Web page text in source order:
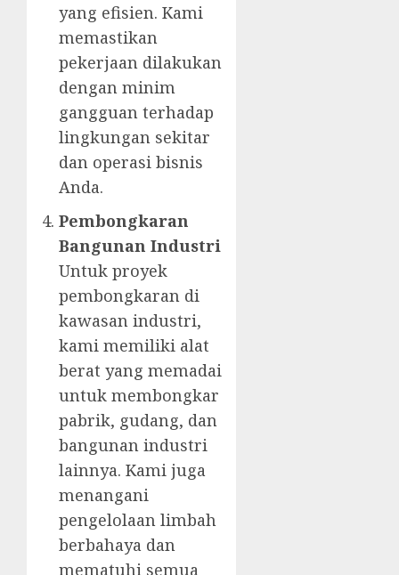
yang efisien. Kami
memastikan
pekerjaan dilakukan
dengan minim
gangguan terhadap
lingkungan sekitar
dan operasi bisnis
Anda.
Pembongkaran
Bangunan Industri
Untuk proyek
pembongkaran di
kawasan industri,
kami memiliki alat
berat yang memadai
untuk membongkar
pabrik, gudang, dan
bangunan industri
lainnya. Kami juga
menangani
pengelolaan limbah
berbahaya dan
mematuhi semua